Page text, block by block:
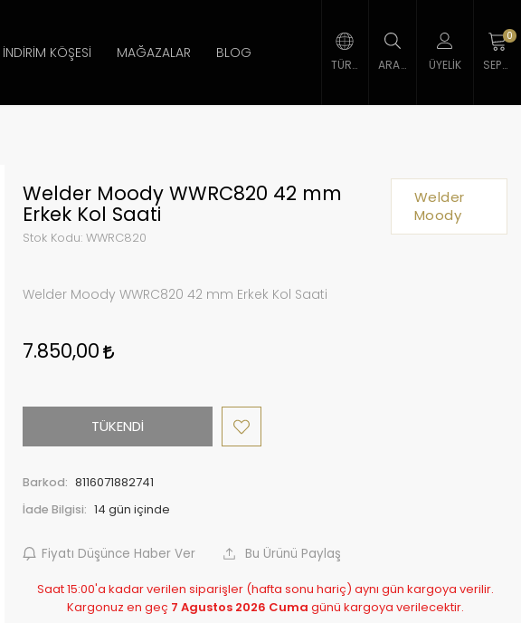
İNDIRIM KÖŞESI MAĞAZALAR BLOG
ÜYELIK
0
Welder
Moody
Welder Moody WWRC820 42 mm
Erkek Kol Saati
Stok Kodu: WWRC820
Welder Moody WWRC820 42 mm Erkek Kol Saati
7.850,00
TÜKENDİ
Barkod: 8116071882741
İade Bilgisi:
Fiyatı Düşünce Haber Ver Bu Ürünü Paylaş
Saat 15:00'a kadar verilen siparişler (hafta sonu hariç) aynı gün kargoya verilir.
Kargonuz en geç 7 Agustos 2026 Cuma günü kargoya verilecektir.